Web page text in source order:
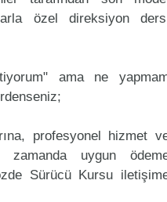
özel direksiyon
ama ne
profesyonel hizmet
uygun
Sürücü Kursu